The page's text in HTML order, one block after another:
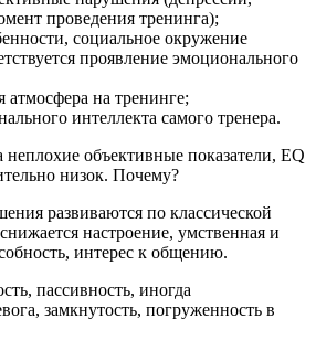
проведения тренинга);
социальное окружение
проявление эмоционального
атмосфера на тренинге;
интеллекта самого тренера.
объективные показатели, EQ
низок. Почему?
развиваются по классической
настроение, умственная и
интерес к общению.
пассивность, иногда
замкнутость, погруженность в